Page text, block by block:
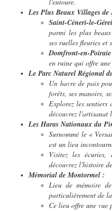
Les Plus Beaux Villages de
Saint-Céneri-le-
parmi les plus
ses ruelles fleuries et
Domfront-en-Poiraie
en ruine qui offre
Le Parc Naturel Régional
Un havre de paix
forêts, ses manoirs,
Explorez les sentiers
découvrez l'artisanat
Les Haras Nationaux du
Surnommé le «
est un lieu
Visitez les écuries,
découvrez l'histoire
Mémorial de Montormel :
Lieu de mémoire
particulièrement de
Ce lieu offre une vue